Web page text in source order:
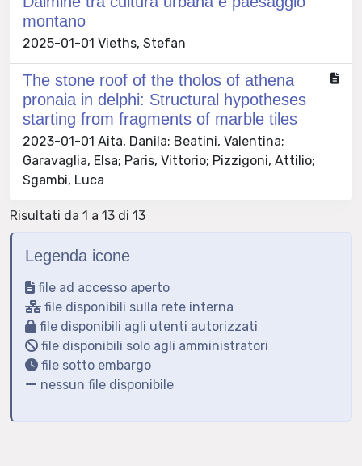
montano
2025-01-01 Vieths, Stefan
The stone roof of the tholos of athena
pronaia in delphi: Structural hypotheses
starting from fragments of marble tiles
2023-01-01 Aita, Danila; Beatini, Valentina;
Garavaglia, Elsa; Paris, Vittorio; Pizzigoni, Attilio;
Sgambi, Luca
Risultati da 1 a 13 di 13
Legenda icone
file ad accesso aperto
file disponibili sulla rete interna
file disponibili agli utenti autorizzati
file disponibili solo agli amministratori
file sotto embargo
nessun file disponibile